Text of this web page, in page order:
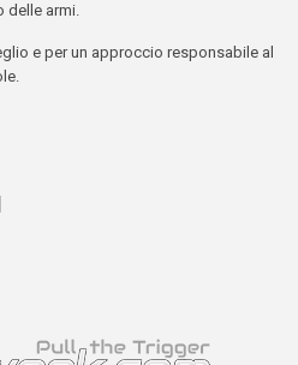
delle armi.
e per un approccio responsabile al